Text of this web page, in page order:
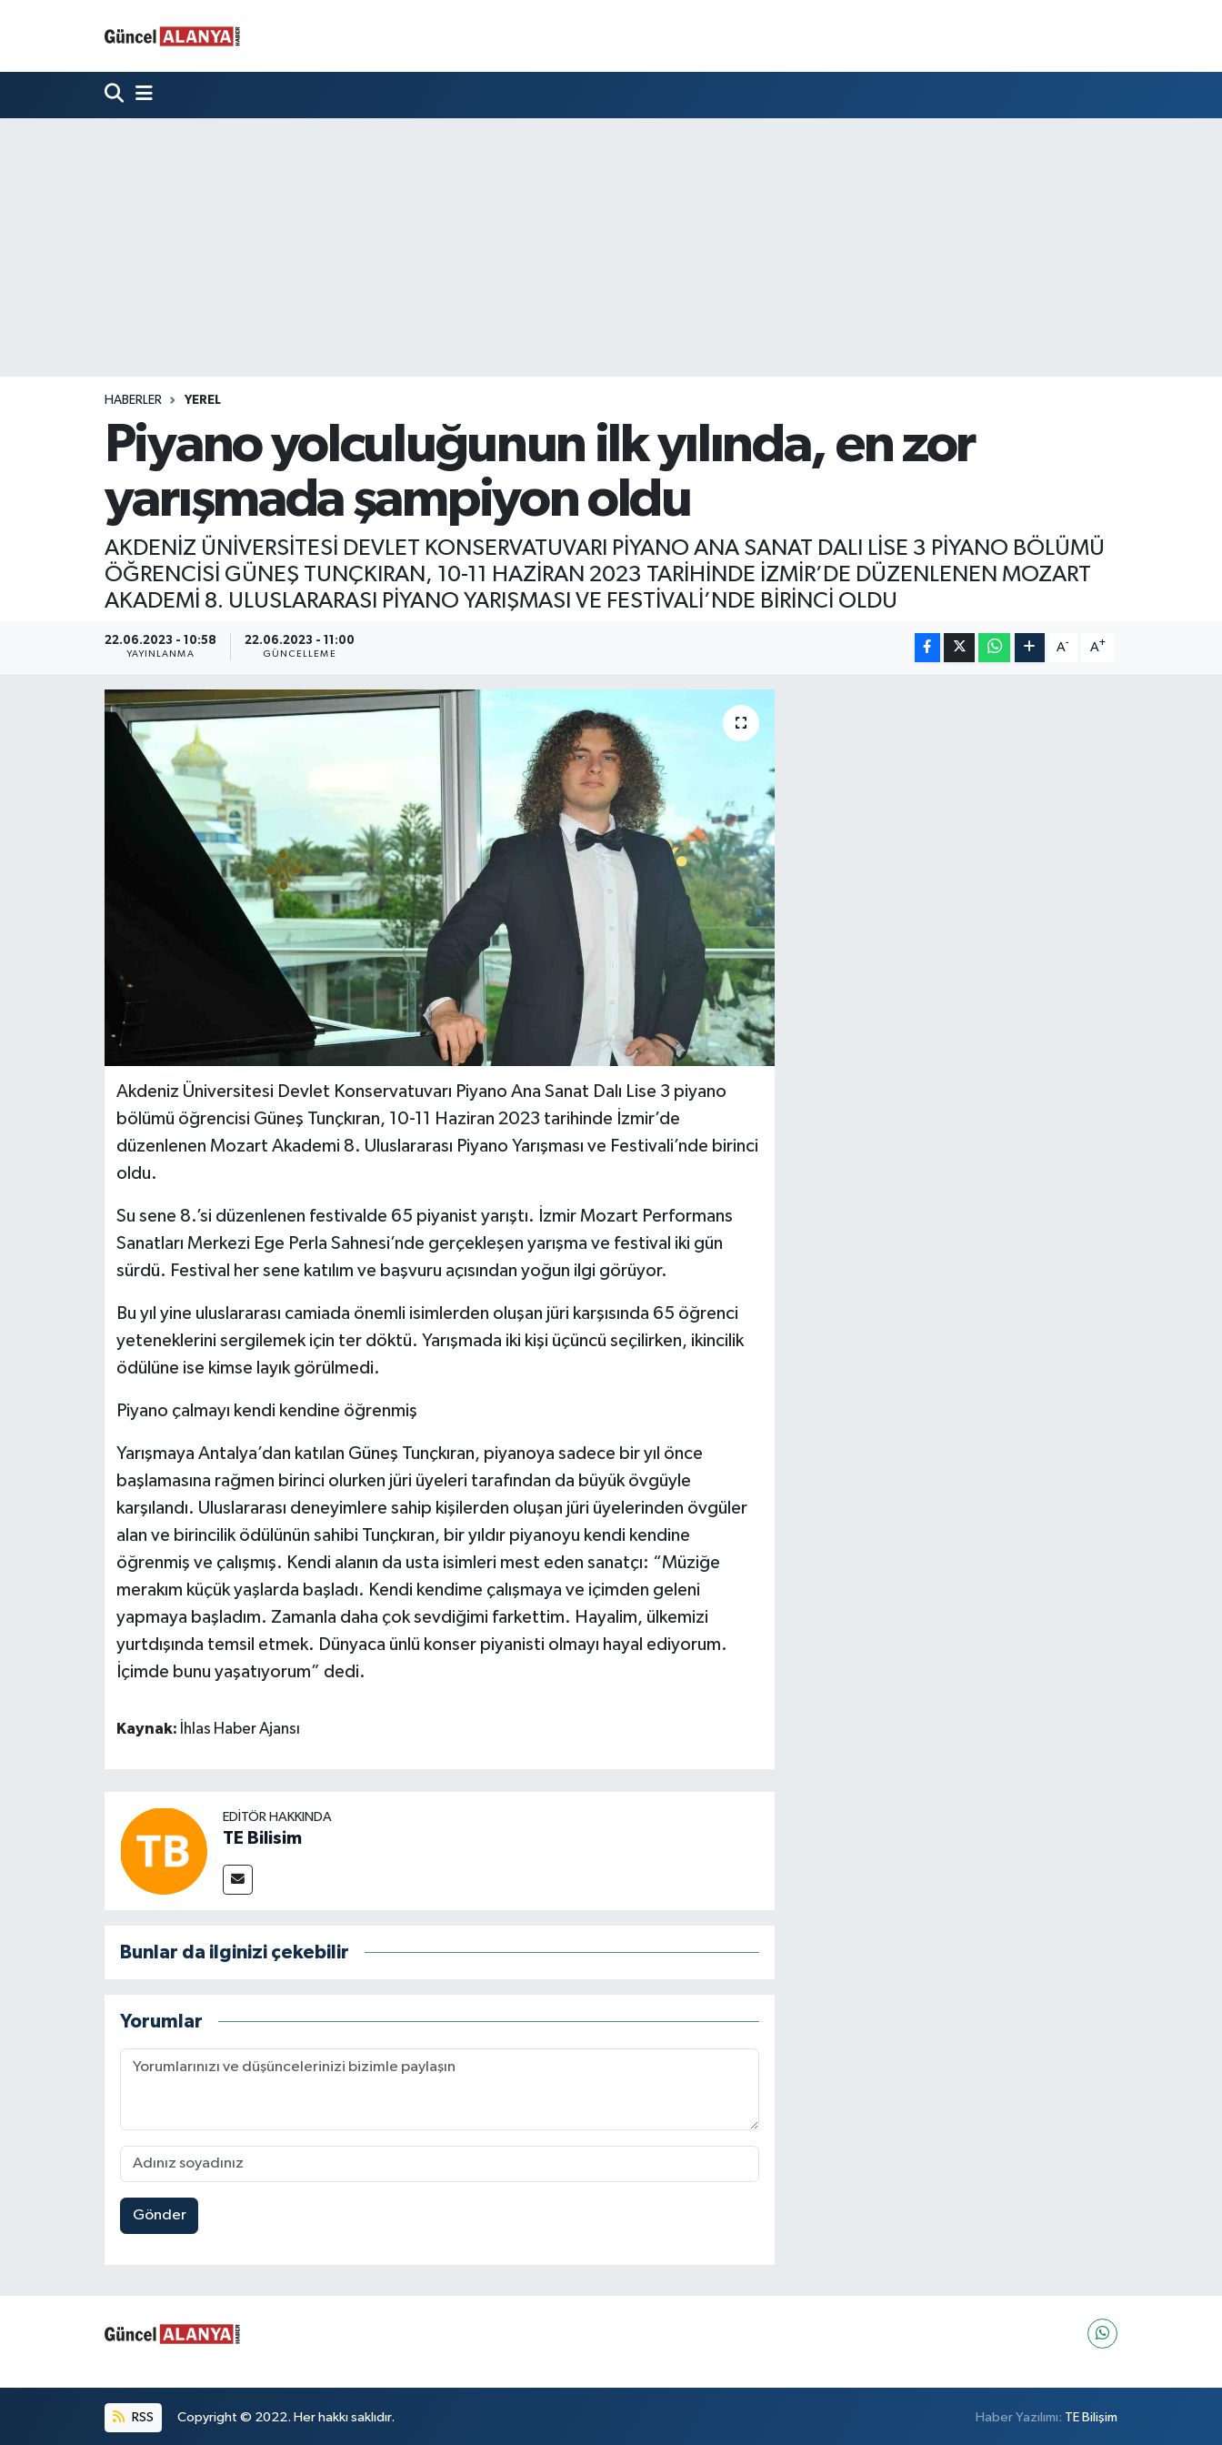
HABERLER YEREL
Piyano yolculuğunun ilk yılında, en zor
yarışmada şampiyon oldu
AKDENİZ ÜNİVERSİTESİ DEVLET KONSERVATUVARI PİYANO ANA SANAT DALI LİSE 3 PİYANO BÖLÜMÜ
ÖĞRENCİSİ GÜNEŞ TUNÇKIRAN, 10-11 HAZİRAN 2023 TARİHİNDE İZMİR’DE DÜZENLENEN MOZART
AKADEMİ 8. ULUSLARARASI PİYANO YARIŞMASI VE FESTİVALİ’NDE BİRİNCİ OLDU
22.06.2023 - 10:58
YAYINLANMA
22.06.2023 - 11:00
GÜNCELLEME
A- A+
Akdeniz Üniversitesi Devlet Konservatuvarı Piyano Ana Sanat Dalı Lise 3 piyano
bölümü öğrencisi Güneş Tunçkıran, 10-11 Haziran 2023 tarihinde İzmir’de
düzenlenen Mozart Akademi 8. Uluslararası Piyano Yarışması ve Festivali’nde birinci
oldu.
Su sene 8.’si düzenlenen festivalde 65 piyanist yarıştı. İzmir Mozart Performans
Sanatları Merkezi Ege Perla Sahnesi’nde gerçekleşen yarışma ve festival iki gün
sürdü. Festival her sene katılım ve başvuru açısından yoğun ilgi görüyor.
Bu yıl yine uluslararası camiada önemli isimlerden oluşan jüri karşısında 65 öğrenci
yeteneklerini sergilemek için ter döktü. Yarışmada iki kişi üçüncü seçilirken, ikincilik
ödülüne ise kimse layık görülmedi.
Piyano çalmayı kendi kendine öğrenmiş
Yarışmaya Antalya’dan katılan Güneş Tunçkıran, piyanoya sadece bir yıl önce
başlamasına rağmen birinci olurken jüri üyeleri tarafından da büyük övgüyle
karşılandı. Uluslararası deneyimlere sahip kişilerden oluşan jüri üyelerinden övgüler
alan ve birincilik ödülünün sahibi Tunçkıran, bir yıldır piyanoyu kendi kendine
öğrenmiş ve çalışmış. Kendi alanın da usta isimleri mest eden sanatçı: “Müziğe
merakım küçük yaşlarda başladı. Kendi kendime çalışmaya ve içimden geleni
yapmaya başladım. Zamanla daha çok sevdiğimi farkettim. Hayalim, ülkemizi
yurtdışında temsil etmek. Dünyaca ünlü konser piyanisti olmayı hayal ediyorum.
İçimde bunu yaşatıyorum” dedi.
Kaynak: İhlas Haber Ajansı
EDITÖR HAKKINDA
TE Bilisim
Bunlar da ilginizi çekebilir
Yorumlar
Gönder
RSS Copyright © 2022. Her hakkı saklıdır. Haber Yazılımı: TE Bilişim